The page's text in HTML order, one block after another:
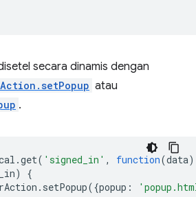
secara dinamis dengan
atau
.
.get( 'signed_in' , function(data)
)
{
. setPopup({popup :